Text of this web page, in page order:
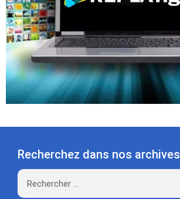
Recherchez dans nos archives
Rechercher